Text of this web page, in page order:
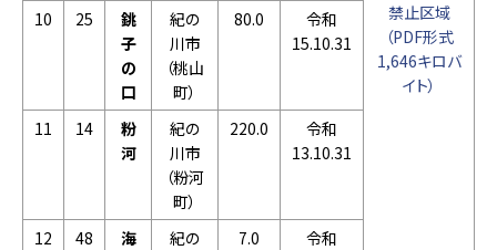
禁止区域
（PDF形式
1,646キロバ
イト）
10 25
銚
子
の
口
紀の
川市
（桃山
町）
80.0
令和
15.10.31
11 14
粉
河
紀の
川市
（粉河
町）
220.0
令和
13.10.31
12 48
海
紀の
7.0
令和